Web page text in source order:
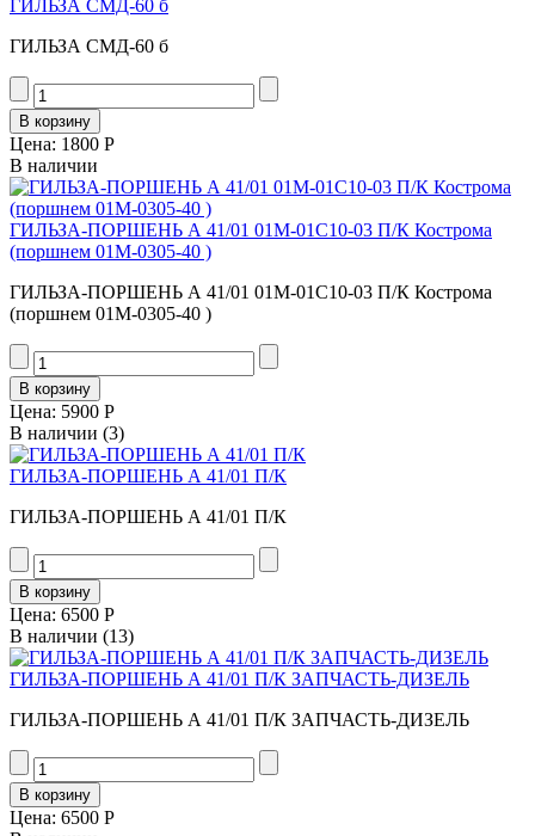
ГИЛЬЗА СМД-60 б
ГИЛЬЗА СМД-60 б
Цена: 1800 Р
В наличии
ГИЛЬЗА-ПОРШЕНЬ А 41/01 01М-01С10-03 П/К Кострома
(поршнем 01М-0305-40 )
ГИЛЬЗА-ПОРШЕНЬ А 41/01 01М-01С10-03 П/К Кострома
(поршнем 01М-0305-40 )
Цена: 5900 Р
В наличии (3)
ГИЛЬЗА-ПОРШЕНЬ А 41/01 П/К
ГИЛЬЗА-ПОРШЕНЬ А 41/01 П/К
Цена: 6500 Р
В наличии (13)
ГИЛЬЗА-ПОРШЕНЬ А 41/01 П/К ЗАПЧАСТЬ-ДИЗЕЛЬ
ГИЛЬЗА-ПОРШЕНЬ А 41/01 П/К ЗАПЧАСТЬ-ДИЗЕЛЬ
Цена: 6500 Р